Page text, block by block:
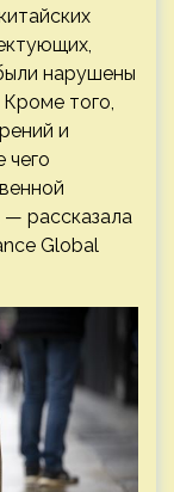
нарушены
того,
и
чего
— рассказала
Global